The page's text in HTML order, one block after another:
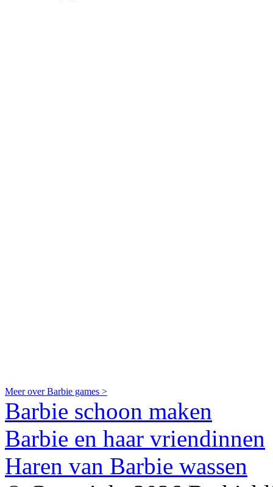
Meer over Barbie games >
Barbie schoon maken
Barbie en haar vriendinnen
Haren van Barbie wassen